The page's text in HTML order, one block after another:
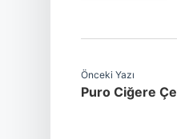
Önceki Yazı
Puro Ciğere